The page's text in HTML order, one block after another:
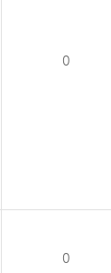
0
0